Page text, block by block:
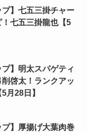
プ】七五三掛チャー
七五三掛龍也【5
プ】明太スパゲティ
啓太！ランクアッ
月28日】
プ】厚揚げ大葉肉巻